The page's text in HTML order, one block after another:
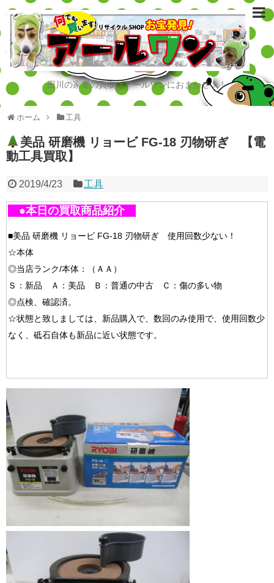
田川の家電の買取はアールワンにおまかせ！！
ホーム 工具
美品 研磨機 リョービ FG-18 刃物研ぎ 【電
動工具買取】
2019/4/23 工具
●本日の買取商品紹介
■美品 研磨機 リョービ FG-18 刃物研ぎ 使用回数少ない！
☆本体
◎当店ランク/本体：（ＡＡ）
Ｓ：新品 Ａ：美品 Ｂ：普通の中古 Ｃ：傷の多い物
◎点検、確認済。
☆状態と致しましては、新品購入で、数回のみ使用で、使用回数少
なく、砥石自体も新品に近い状態です。